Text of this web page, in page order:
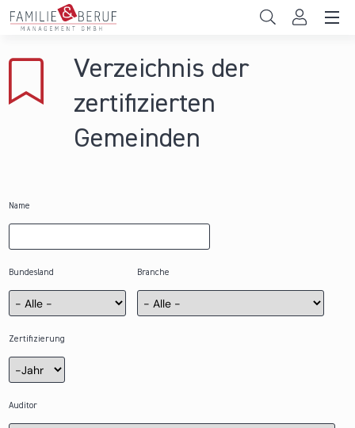
Direkt zum Inhalt
Gemeinden
Hochschulen
Verzeichnis der
zertifizierten
Gemeinden
Name
Bundesland Branche
Zertifizierung
Zertifizierung
Jahr
Auditor